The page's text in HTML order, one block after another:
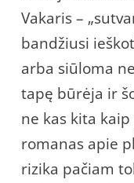
Vakaris –
bandžiusi
arba siūloma
tapę būrėja ir
ne kas kita
romanas apie
rizika pačiam